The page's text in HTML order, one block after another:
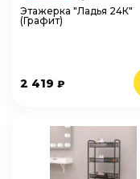
Этажерка "Ладья 24К"
(Графит)
2 419 ₽